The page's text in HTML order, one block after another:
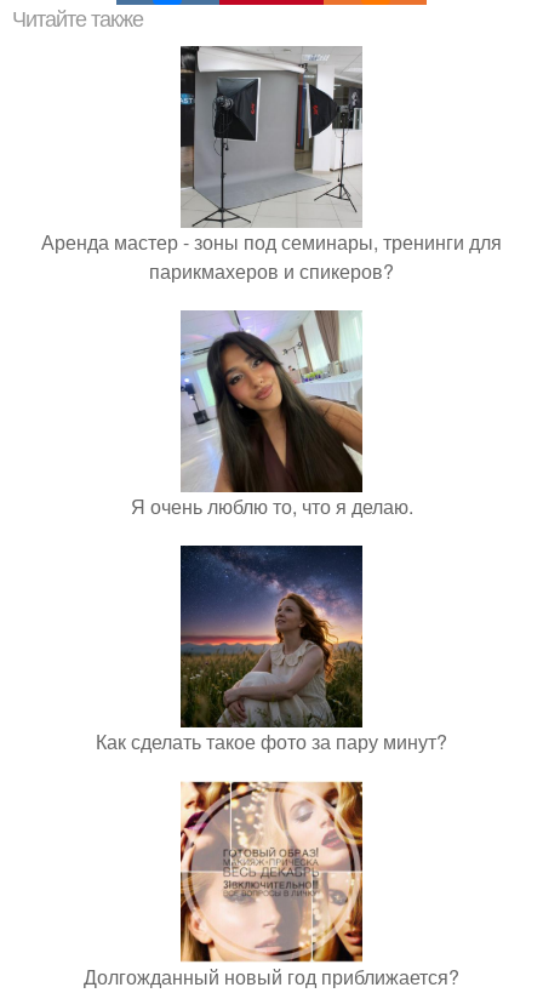
Читайте также
Аренда мастер - зоны под семинары, тренинги для
парикмахеров и спикеров?
Я очень люблю то, что я делаю.
Как сделать такое фото за пару минут?
Долгожданный новый год приближается?